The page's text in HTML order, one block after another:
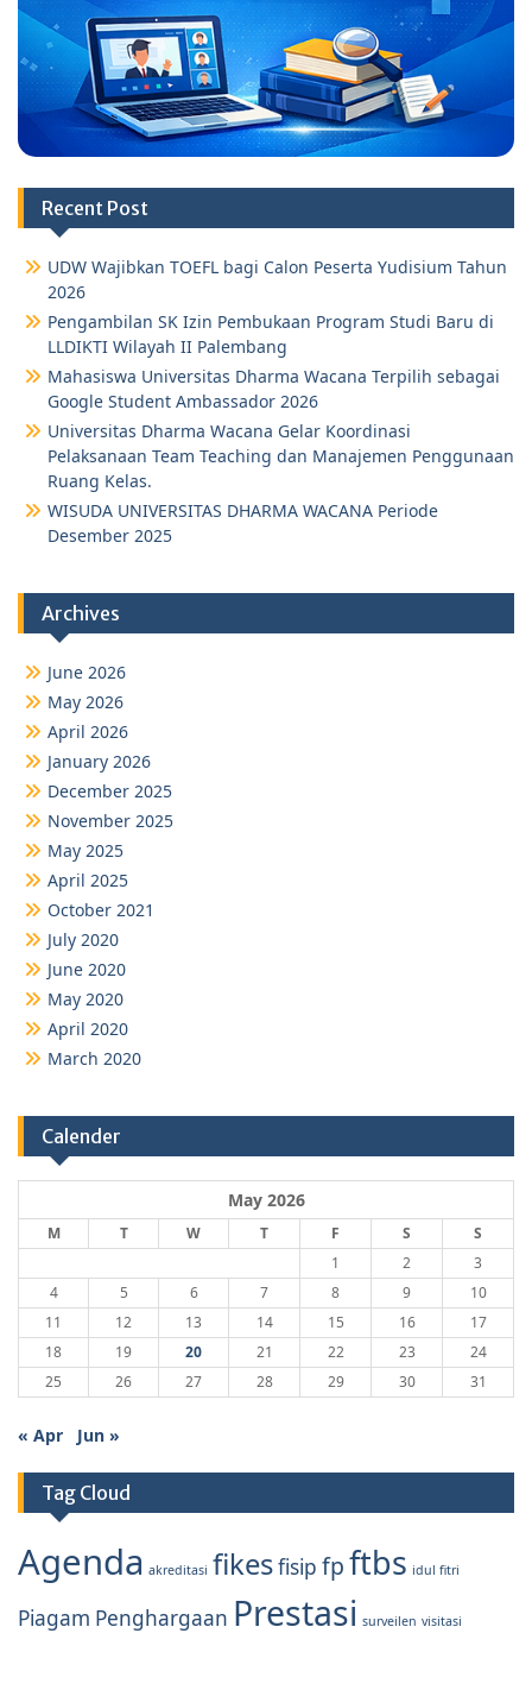
Recent Post
UDW Wajibkan TOEFL bagi Calon Peserta Yudisium Tahun
2026
Pengambilan SK Izin Pembukaan Program Studi Baru di
LLDIKTI Wilayah II Palembang
Mahasiswa Universitas Dharma Wacana Terpilih sebagai
Google Student Ambassador 2026
Universitas Dharma Wacana Gelar Koordinasi
Pelaksanaan Team Teaching dan Manajemen Penggunaan
Ruang Kelas.
WISUDA UNIVERSITAS DHARMA WACANA Periode
Desember 2025
Archives
June 2026
May 2026
April 2026
January 2026
December 2025
November 2025
May 2025
April 2025
October 2021
July 2020
June 2020
May 2020
April 2020
March 2020
Calender
May 2026
M T W T F S
S
1
2
3
4
5 6 7 8 9
10
11
12 13 14 15 16
17
18
19 20 21 22 23
24
25
26 27 28 29 30 31
« Apr Jun »
Tag Cloud
Agenda akreditasi fikesfisip fpftbs idul fitri
Piagam Penghargaan Prestasi surveilen visitasi